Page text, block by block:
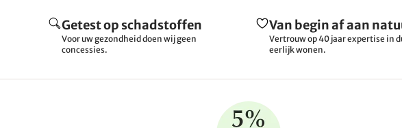
Getest op schadstoffen
Voor uw gezondheid doen wij geen
concessies.
Van begin af aan
Vertrouw op 40 jaar expertise in
eerlijk wonen.